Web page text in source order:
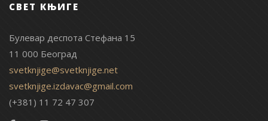
СВЕТ КЊИГЕ
Булевар деспота Стефана 15
11 000 Београд
svetknjige@svetknjige.net
svetknjige.izdavac@gmail.com
(+381) 11 72 47 307